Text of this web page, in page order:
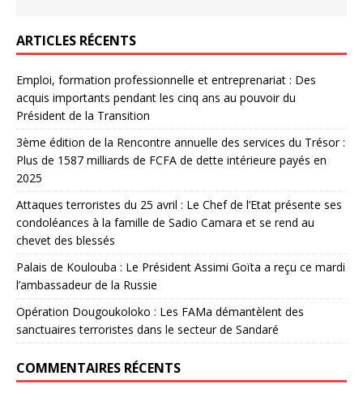
ARTICLES RÉCENTS
Emploi, formation professionnelle et entreprenariat : Des
acquis importants pendant les cinq ans au pouvoir du
Président de la Transition
3ème édition de la Rencontre annuelle des services du Trésor :
Plus de 1587 milliards de FCFA de dette intérieure payés en
2025
Attaques terroristes du 25 avril : Le Chef de l’Etat présente ses
condoléances à la famille de Sadio Camara et se rend au
chevet des blessés
Palais de Koulouba : Le Président Assimi Goïta a reçu ce mardi
l’ambassadeur de la Russie
Opération Dougoukoloko : Les FAMa démantèlent des
sanctuaires terroristes dans le secteur de Sandaré
COMMENTAIRES RÉCENTS